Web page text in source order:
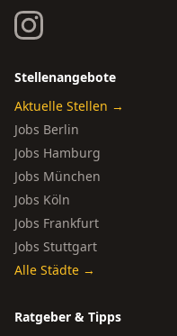
Stellenangebote
Aktuelle Stellen →
Jobs Berlin
Jobs Hamburg
Jobs München
Jobs Köln
Jobs Frankfurt
Jobs Stuttgart
Alle Städte →
Ratgeber & Tipps